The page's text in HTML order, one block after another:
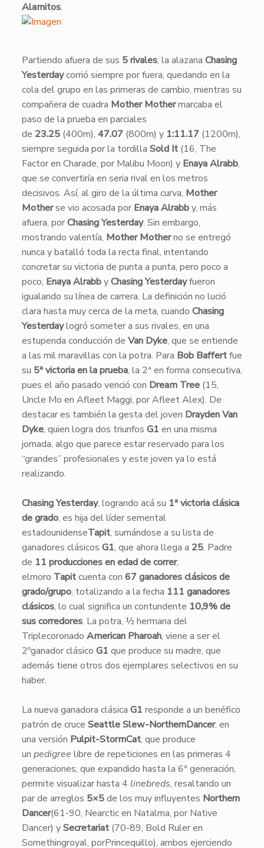
Alamitos.
​Partiendo afuera de sus 5 rivales, la alazana Chasing
Yesterdaycorrió siempre por fuera, quedando en la
cola del grupo en las primeras de cambio, mientras su
compañera de cuadra Mother Mothermarcaba el
paso de la prueba en parciales
de 23.25(400m), 47.07 (800m) y 1:11.17 (1200m),
siempre seguida por la tordilla Sold It (16, The
Factor en Charade, por Malibu Moon) y Enaya Alrabb,
que se convertiría en seria rival en los metros
decisivos. Así, al giro de la última curva, Mother
Motherse vio acosada por Enaya Alrabby, más
afuera, porChasing Yesterday. Sin embargo,
mostrando valentía, Mother Motherno se entregó
nunca y batalló toda la recta final, intentando
concretar su victoria de punta a punta, pero poco a
poco, Enaya AlrabbyChasing Yesterdayfueron
igualando su línea de carrera. La definición no lució
clara hasta muy cerca de la meta, cuando Chasing
Yesterdaylogró someter a sus rivales, en una
estupenda conducción de Van Dyke, que se entiende
a las mil maravillas con la potra. Para Bob Baffertfue
su 5ª victoria en la prueba, la 2ª en forma consecutiva,
pues el año pasado venció con Dream Tree(15,
Uncle Mo en Afleet Maggi, por Afleet Alex). De
destacar es también la gesta del joven Drayden Van
Dyke, quien logra dos triunfos G1 en una misma
jornada, algo que parece estar reservado para los
“grandes” profesionales y este joven ya lo está
realizando.
Chasing Yesterday, logrando acá su 1ª victoria clásica
de grado, es hija del líder semental
estadounidenseTapit, sumándose a su lista de
ganadores clásicos G1, que ahora llega a 25. Padre
de 11 producciones en edad de correr,
elmoro Tapitcuenta con 67 ganadores clásicos de
grado/grupo, totalizando a la fecha 111 ganadores
clásicos, lo cual significa un contundente 10,9% de
sus corredores. La potra, ½ hermana del
Triplecoronado American Pharoah, viene a ser el
2ºganador clásico G1 que produce su madre, que
además tiene otros dos ejemplares selectivos en su
haber.
La nueva ganadora clásica G1 responde a un benéfico
patrón de cruce Seattle Slew-NorthernDancer, en
una versión Pulpit-StormCat, que produce
un pedigree libre de repeticiones en las primeras 4
generaciones, que expandido hasta la 6ª generación,
permite visualizar hasta 4 linebreds, resaltando un
par de arreglos 5×5de los muy influyentes Northern
Dancer(61-90, Nearctic en Natalma, por Native
Dancer) ySecretariat(70-89, Bold Ruler en
Somethingroyal, porPrincequillo), ambos ejerciendo